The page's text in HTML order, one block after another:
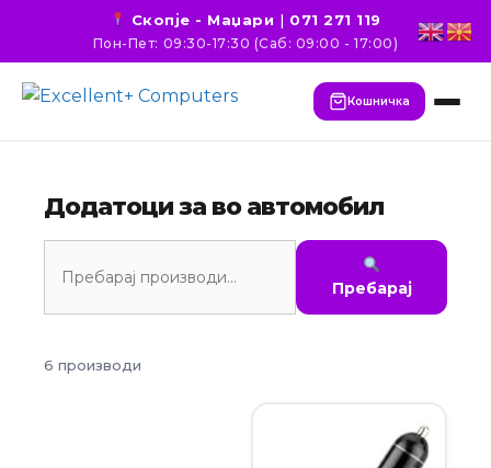
Скопје - Маџари | 071 271 119
Пон-Пет: 09:30-17:30 (Саб: 09:00 - 17:00)
Кошничка
Додатоци за во автомобил
Пребарај
6 производи